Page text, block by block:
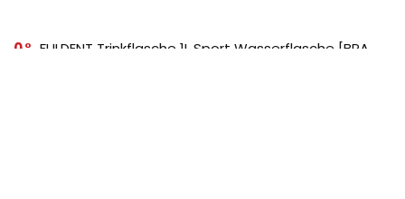
0
FULDENT Trinkflasche 1L Sport Wasserflasche [BPA